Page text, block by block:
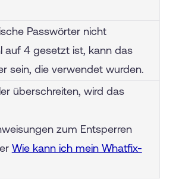
Passwörter nicht
auf 4 gesetzt ist, kann das
sein, die verwendet wurden.
überschreiten, wird das
zum Entsperren
Wie kann ich mein Whatfix-